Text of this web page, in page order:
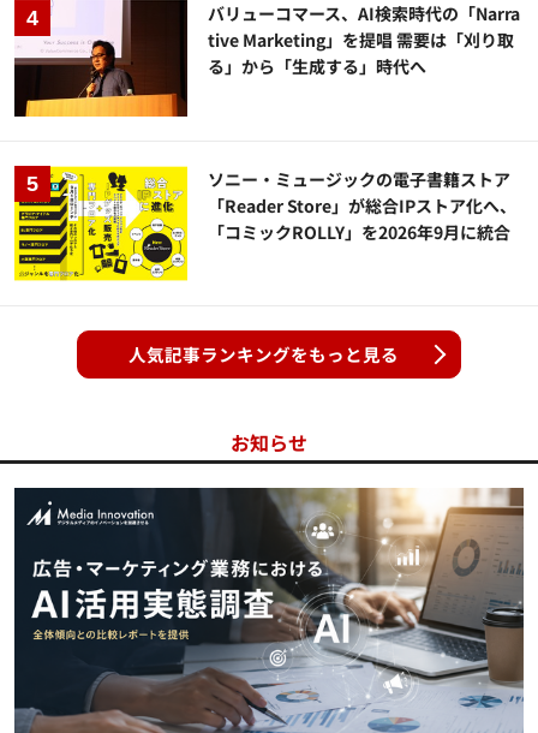
バリューコマース、AI検索時代の「Narra
tive Marketing」を提唱 需要は「刈り取
る」から「生成する」時代へ
ソニー・ミュージックの電子書籍ストア
「Reader Store」が総合IPストア化へ、
「コミックROLLY」を2026年9月に統合
人気記事ランキングをもっと見る
お知らせ